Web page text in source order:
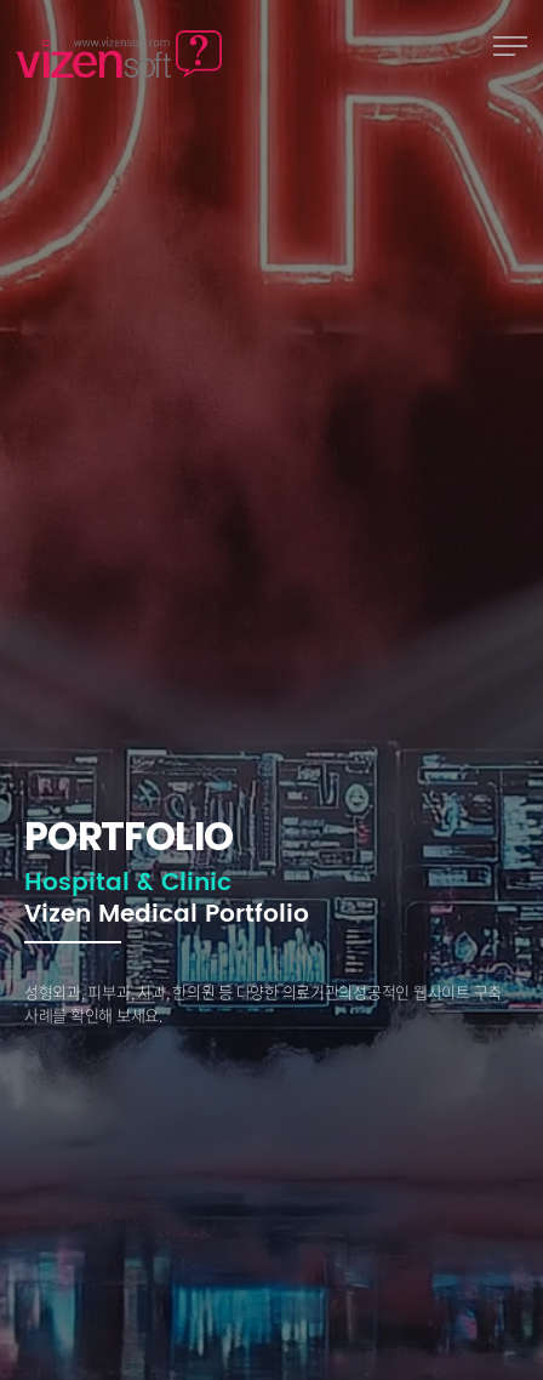
PORTFOLIO
Hospital & Clinic
Vizen Medical Portfolio
성형외과, 피부과, 치과, 한의원 등 다양한 의료기관의성공적인 웹사이트 구축
사례를 확인해 보세요.